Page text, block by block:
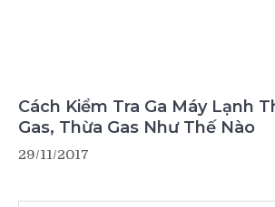
Cách Kiểm Tra Ga Máy Lạnh
Gas, Thừa Gas Như Thế Nào
29/11/2017